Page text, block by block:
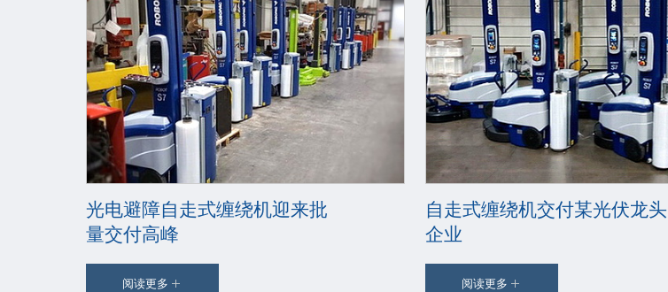
光电避障自走式缠绕机迎来批
量交付高峰
阅读更多
自走式缠绕机交付某光伏龙头
企业
阅读更多